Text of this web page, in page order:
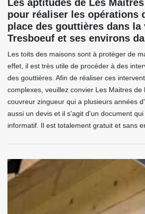
Les aptitudes de Les
pour réaliser les opérations
place des gouttières dans la
Tresboeuf et ses environs
Les toits des maisons sont à protéger de
effet, il est très utile de procéder à des
des gouttières. Afin de réaliser ces
complexes, veuillez convier Les Maitres de
couvreur zingueur qui a plusieurs années
aussi un devis et il s'agit d'un document
informatif. Il est totalement gratuit et sans